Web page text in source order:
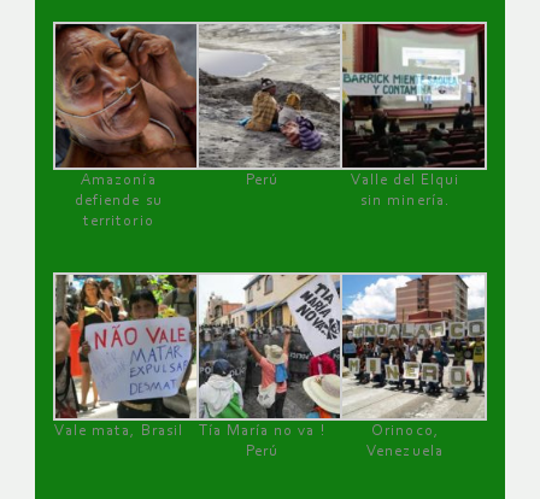
Amazonía
defiende su
territorio
Perú
Valle del Elqui
sin minería.
Vale mata, Brasil
Tía María no va !
Perú
Orinoco,
Venezuela